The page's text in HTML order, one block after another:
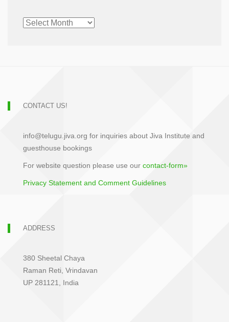
CHRONOLOGICAL
ARCHIVE
CONTACT US!
info@telugu.jiva.org for inquiries about Jiva Institute and
guesthouse bookings
For website question please use our contact-form»
Privacy Statement and Comment Guidelines
ADDRESS
380 Sheetal Chaya
Raman Reti, Vrindavan
UP 281121, India